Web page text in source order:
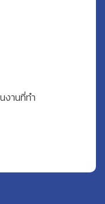
งานที่ทำ